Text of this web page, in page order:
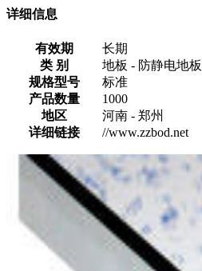
详细信息
有效期
长期
类 别
地板 - 防静电地板
规格型号
标准
产品数量
1000
地区
河南 - 郑州
详细链接
//www.zzbod.net